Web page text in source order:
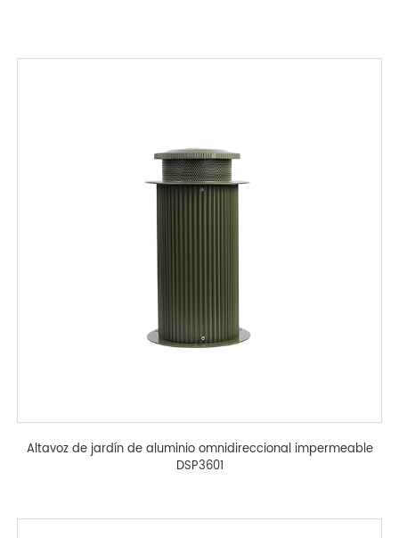
Altavoz de jardín de aluminio omnidireccional impermeable
DSP3601